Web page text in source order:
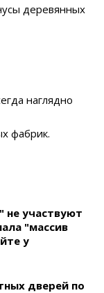
деревянных
наглядно
фабрик.
не участвуют
"массив
у
дверей по